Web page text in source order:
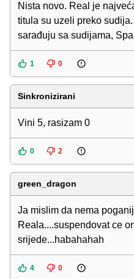
Nista novo. Real je
titula su uzeli preko
sarađuju sa sudijama,
1 0
Sinkronizirani
Vini 5, rasizam 0
0 2
green_dragon
Ja mislim da nema
Reala....suspendovat ce
srijede...habahahah
4 0